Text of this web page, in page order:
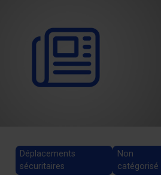
Déplacements
sécuritaires
Non
catégorisé